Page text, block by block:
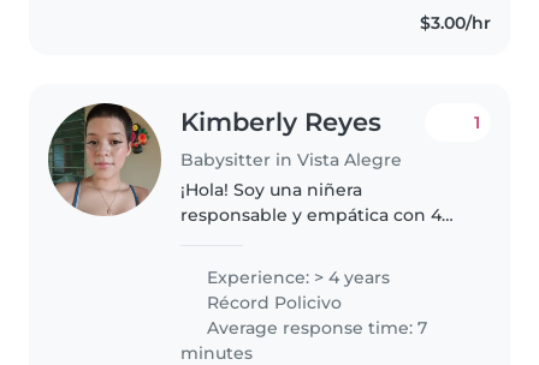
$3.00/hr
Kimberly Reyes
Babysitter in Vista Alegre
1
¡Hola! Soy una niñera
responsable y empática con 4
niños de todas las edades. Me
encanta dibujar, hacer
manualidades, tocar música y
jugar. También estoy..
Experience: > 4 years
Récord Policivo
Average response time: 7
minutes